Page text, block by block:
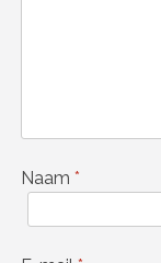
Naam *